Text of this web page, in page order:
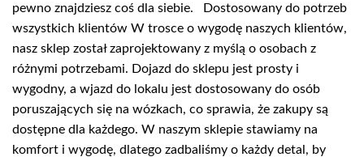
pewno znajdziesz coś dla siebie. Dostosowany do potrzeb
wszystkich klientów W trosce o wygodę naszych klientów,
nasz sklep został zaprojektowany z myślą o osobach z
różnymi potrzebami. Dojazd do sklepu jest prosty i
wygodny, a wjazd do lokalu jest dostosowany do osób
poruszających się na wózkach, co sprawia, że zakupy są
dostępne dla każdego. W naszym sklepie stawiamy na
komfort i wygodę, dlatego zadbaliśmy o każdy detal, by